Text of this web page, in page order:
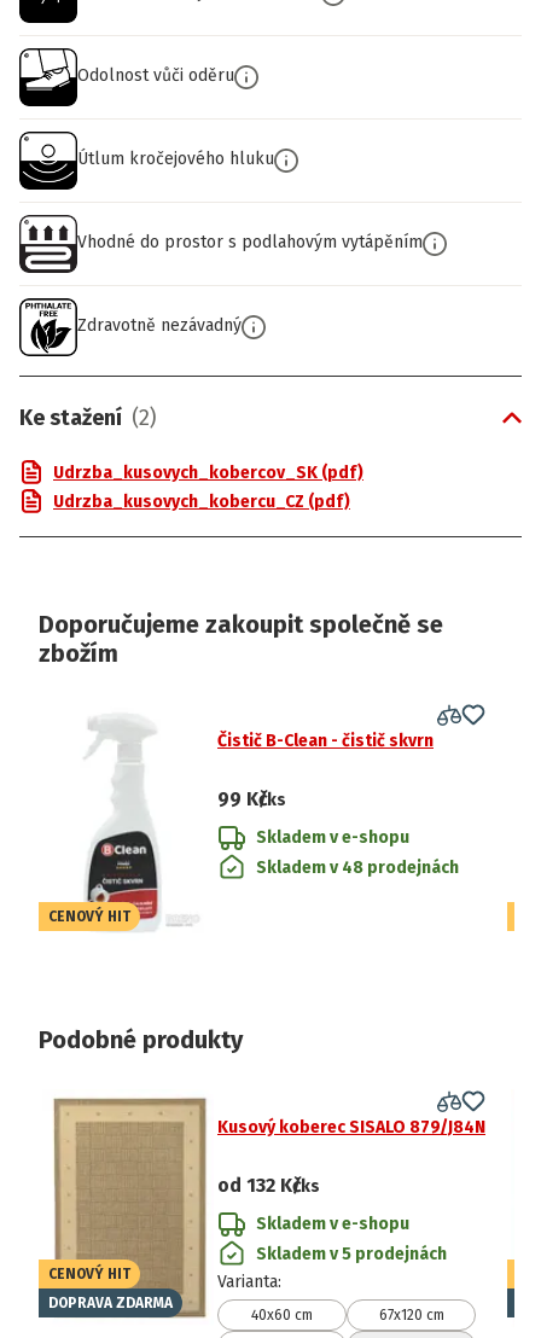
Odolnost vůči oděru
Útlum kročejového hluku
Vhodné do prostor s podlahovým vytápěním
Zdravotně nezávadný
Ke stažení (2)
Udrzba_kusovych_kobercov_SK (pdf)
Udrzba_kusovych_kobercu_CZ (pdf)
Doporučujeme zakoupit společně se
zbožím
CENOVÝ HIT
Čistič B-Clean - čistič skvrn
99 Kč/ks
Skladem v e-shopu
Skladem v 48 prodejnách
Podobné produkty
CENOVÝ HIT
DOPRAVA ZDARMA
Kusový koberec SISALO 879/J84N
od 132 Kč/ks
Skladem v e-shopu
Skladem v 5 prodejnách
Varianta:
40x60 cm 67x120 cm